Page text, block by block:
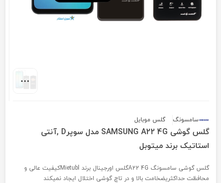
سامسونگ گلس موبایل
گلس گوشی SAMSUNG A22 4G مدل سوپرD ,آنتی
استاتیک برند میتوبل
گلس گوشی سامسونگ A22 4Gگلس اورجینال برند Mietublکیفیت عالی و
محافظت حداکثریضخامت بالا و در تاچ گوشی اختلال ایجاد نمیکند